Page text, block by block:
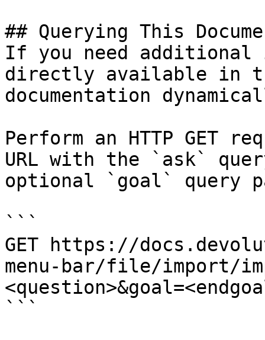
## Querying This
If you need
directly available in
documentation
Perform an HTTP GET
URL with the `ask`
optional `goal` query
```
GET https://
menu-bar/file/import/
```